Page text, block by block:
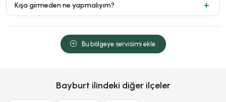
Kışa girmeden ne yapmalıyım?
Bu bölgeye servisimi ekle
Bayburt ilindeki diğer ilçeler